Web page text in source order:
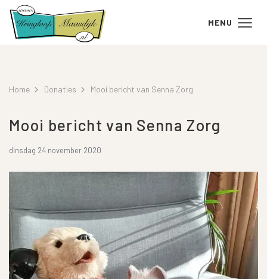
MENU
Home Donaties Mooi bericht van Senna Zorg
Mooi bericht van Senna Zorg
dinsdag 24 november 2020